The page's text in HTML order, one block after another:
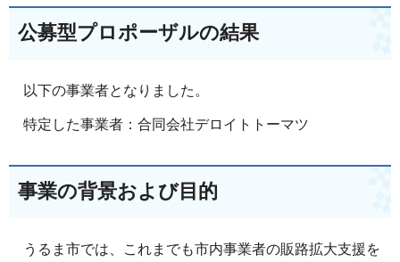
公募型プロポーザルの結果
以下の事業者となりました。
特定した事業者：合同会社デロイトトーマツ
事業の背景および目的
うるま市では、これまでも市内事業者の販路拡大支援を